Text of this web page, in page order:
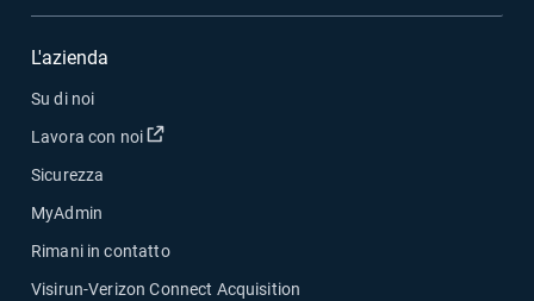
L'azienda
Su di noi
Lavora con noi
Apri in una nuova finestra
Sicurezza
MyAdmin
Rimani in contatto
Visirun-Verizon Connect Acquisition